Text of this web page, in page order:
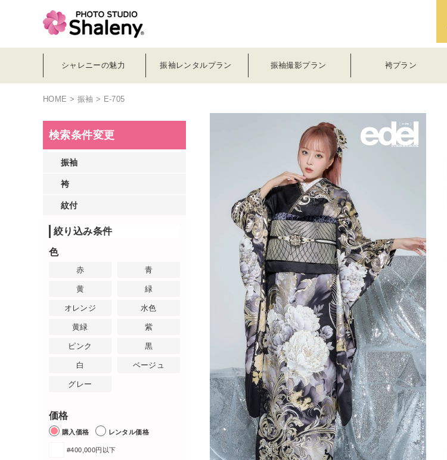
シャレニーの魅力 振袖レンタルプラン 振袖撮影プラン 袴プラン
HOME > 振袖 > E-705
検索条件変更
振袖
袴
紋付
絞り込み条件
色
赤 青
黄 緑
オレンジ 水色
黄緑 紫
ピンク 黒
白 ベージュ
グレー
価格
購入価格 レンタル価格
#400,000円以下